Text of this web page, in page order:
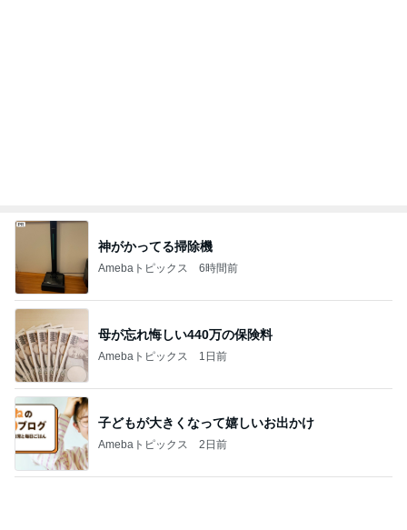
神がかってる掃除機
Amebaトピックス 6時間前
母が忘れ悔しい440万の保険料
Amebaトピックス 1日前
子どもが大きくなって嬉しいお出かけ
Amebaトピックス 2日前